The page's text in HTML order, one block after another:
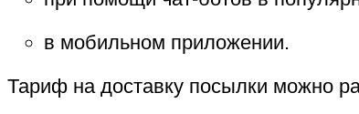
в мобильном приложении.
Тариф на доставку посылки можно